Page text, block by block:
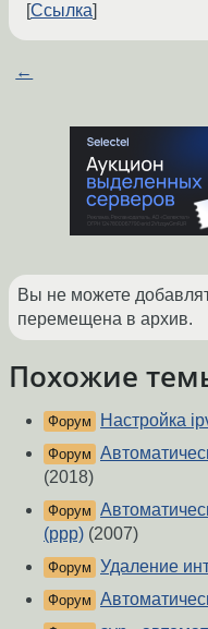
Ссылка
←
Вы не можете
перемещена в архив.
Похожие
Форум Настройка
Форум
(2018)
Форум
(ppp) (2007)
Форум Удаление
Форум